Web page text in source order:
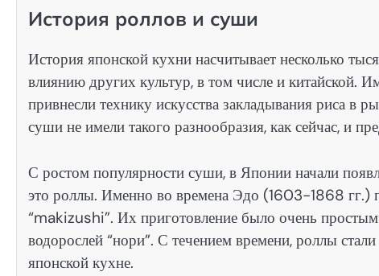
История роллов и суши
История японской кухни насчитывает несколько
влиянию других культур, в том числе и китайской.
привнесли технику искусства закладывания риса в
суши не имели такого разнообразия, как сейчас, и
С ростом популярности суши, в Японии начали
это роллы. Именно во времена Эдо (1603-1868 гг.)
“makizushi”. Их приготовление было очень
водорослей “нори”. С течением времени, роллы
японской кухне.